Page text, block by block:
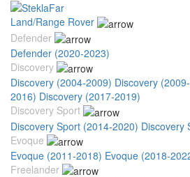
Land/Range Rover
Defender
Defender (2020-2023)
Discovery
Discovery (2004-2009) Discovery
2016) Discovery (2017-2019)
Discovery Sport
Discovery Sport (2014-2020) Discovery
Evoque
Evoque (2011-2018) Evoque (2018-
Freelander